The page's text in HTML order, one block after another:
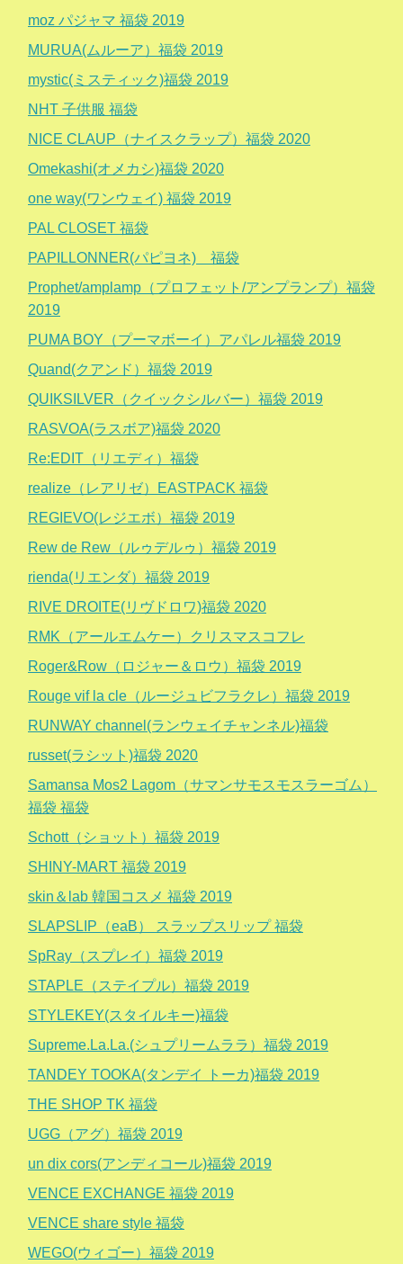
moz パジャマ 福袋 2019
MURUA(ムルーア）福袋 2019
mystic(ミスティック)福袋 2019
NHT 子供服 福袋
NICE CLAUP（ナイスクラップ）福袋 2020
Omekashi(オメカシ)福袋 2020
one way(ワンウェイ) 福袋 2019
PAL CLOSET 福袋
PAPILLONNER(パピヨネ) 福袋
Prophet/amplamp（プロフェット/アンプランプ）福袋
2019
PUMA BOY（プーマボーイ）アパレル福袋 2019
Quand(クアンド）福袋 2019
QUIKSILVER（クイックシルバー）福袋 2019
RASVOA(ラスボア)福袋 2020
Re:EDIT（リエディ）福袋
realize（レアリゼ）EASTPACK 福袋
REGIEVO(レジエボ）福袋 2019
Rew de Rew（ルゥデルゥ）福袋 2019
rienda(リエンダ）福袋 2019
RIVE DROITE(リヴドロワ)福袋 2020
RMK（アールエムケー）クリスマスコフレ
Roger&Row（ロジャー＆ロウ）福袋 2019
Rouge vif la cle（ルージュビフラクレ）福袋 2019
RUNWAY channel(ランウェイチャンネル)福袋
russet(ラシット)福袋 2020
Samansa Mos2 Lagom（サマンサモスモスラーゴム）
福袋 福袋
Schott（ショット）福袋 2019
SHINY-MART 福袋 2019
skin＆lab 韓国コスメ 福袋 2019
SLAPSLIP（eaB） スラップスリップ 福袋
SpRay（スプレイ）福袋 2019
STAPLE（ステイプル）福袋 2019
STYLEKEY(スタイルキー)福袋
Supreme.La.La.(シュプリームララ）福袋 2019
TANDEY TOOKA(タンデイ トーカ)福袋 2019
THE SHOP TK 福袋
UGG（アグ）福袋 2019
un dix cors(アンディコール)福袋 2019
VENCE EXCHANGE 福袋 2019
VENCE share style 福袋
WEGO(ウィゴー）福袋 2019